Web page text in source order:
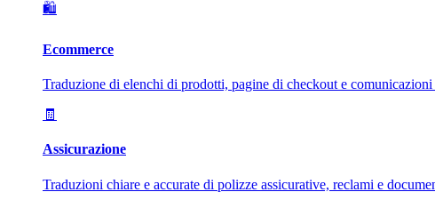
🛍️
Ecommerce
Traduzione di elenchi di prodotti, pagine di checkout e
🧾
Assicurazione
Traduzioni chiare e accurate di polizze assicurative, reclami e